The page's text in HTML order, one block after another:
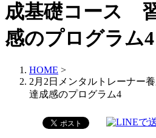
成基礎コース
感のプログラム4
HOME >
2月2日メンタルトレーナー
達成感のプログラム4